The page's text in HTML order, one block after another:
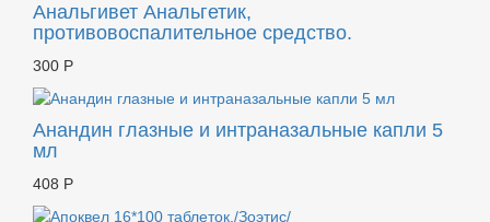
Анальгивет Анальгетик,
противовоспалительное средство.
300 Р
Анандин глазные и интраназальные капли 5
мл
408 Р